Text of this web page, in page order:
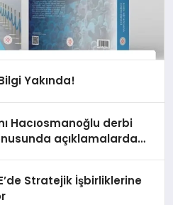
Yakında!
Hacıosmanoğlu derbi
açıklamalarda
Stratejik İşbirliklerine